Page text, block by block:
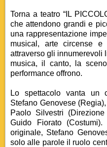
Torna a teatro “IL
che attendono grandi e
una rappresentazione
musical, arte circense
attraverso gli innumerevoli
musica, il canto, la
performance offrono.
Lo spettacolo vanta un
Stefano Genovese
Paolo Silvestri
Guido Fiorato
originale, Stefano
solo alle parole il ruolo